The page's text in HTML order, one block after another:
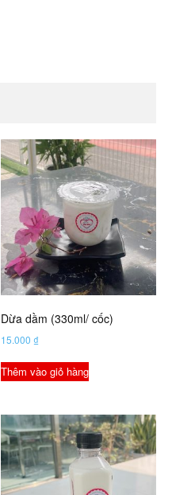
Dừa dầm (330ml/ cốc)
15.000₫
Thêm vào giỏ hàng